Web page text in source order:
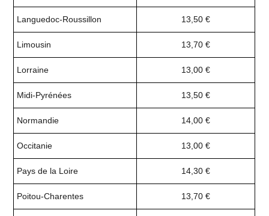
Languedoc-Roussillon 13,50 €
Limousin 13,70 €
Lorraine 13,00 €
Midi-Pyrénées 13,50 €
Normandie 14,00 €
Occitanie 13,00 €
Pays de la Loire 14,30 €
Poitou-Charentes 13,70 €